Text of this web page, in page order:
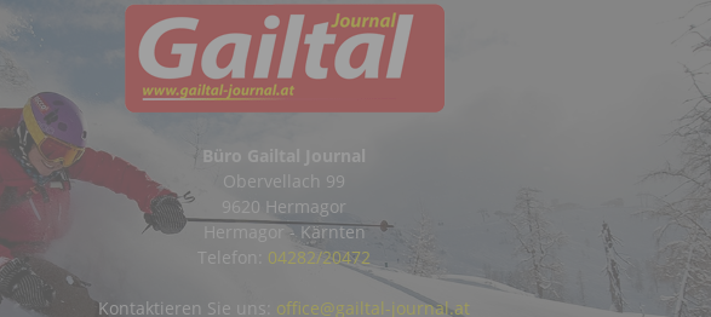
Büro Gailtal Journal
Obervellach 99
9620 Hermagor
Hermagor - Kärnten
Telefon: 04282/20472
Kontaktieren Sie uns: office@gailtal-journal.at